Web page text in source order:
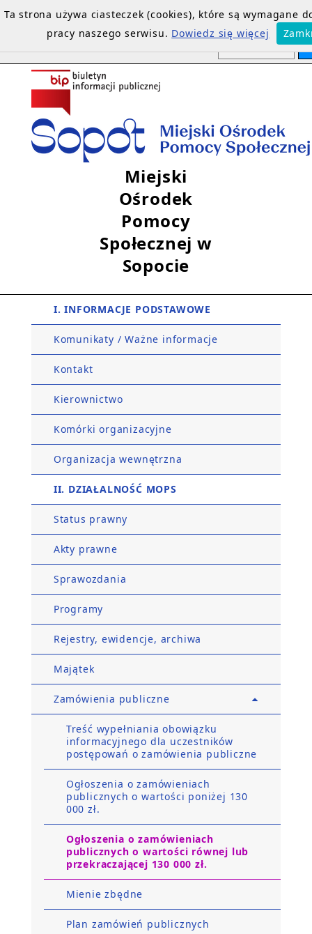
Miejski
Ośrodek
Pomocy
Społecznej w
Sopocie
I. INFORMACJE PODSTAWOWE
Komunikaty / Ważne informacje
Kontakt
Kierownictwo
Komórki organizacyjne
Organizacja wewnętrzna
II. DZIAŁALNOŚĆ MOPS
Status prawny
Akty prawne
Sprawozdania
Programy
Rejestry, ewidencje, archiwa
Majątek
Zamówienia publiczne
Treść wypełniania obowiązku
informacyjnego dla uczestników
postępowań o zamówienia publiczne
Ogłoszenia o zamówieniach
publicznych o wartości poniżej 130
000 zł.
Ogłoszenia o zamówieniach
publicznych o wartości równej lub
przekraczającej 130 000 zł.
Mienie zbędne
Plan zamówień publicznych
Ta strona używa ciasteczek (cookies), które są wymagane
pracy naszego serwisu. Dowiedz się więcej